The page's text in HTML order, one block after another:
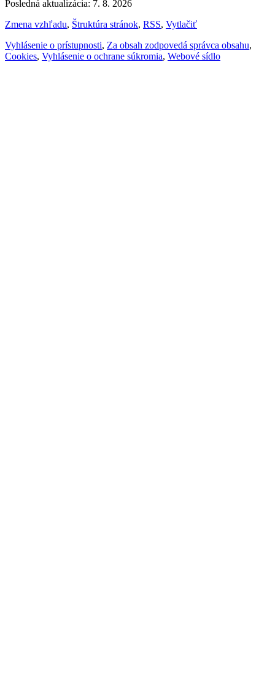
Posledná aktualizácia: 7. 8. 2026
Zmena vzhľadu, Štruktúra stránok, RSS, Vytlačiť
Vyhlásenie o prístupnosti, Za obsah zodpovedá správca obsahu,
Cookies, Vyhlásenie o ochrane súkromia, Webové sídlo